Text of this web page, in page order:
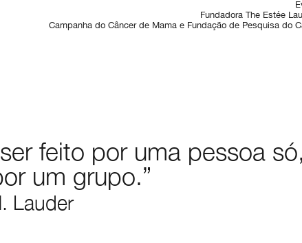
Fundadora The Estée
Campanha do Câncer de Mama e Fundação de Pesquisa do
feito por uma pessoa
um grupo.”
Lauder